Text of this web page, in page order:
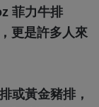
菲力牛排
更是許多人來
或黃金豬排，